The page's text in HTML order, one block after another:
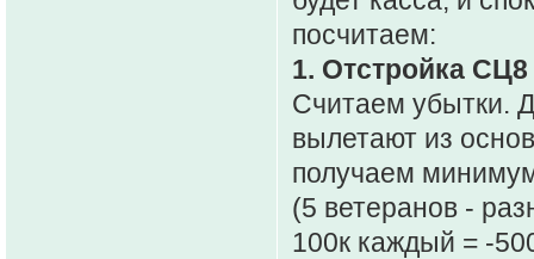
посчитаем:
1. Отстройка
Считаем убытки.
вылетают из
получаем
(5 ветеранов -
100к каждый = -